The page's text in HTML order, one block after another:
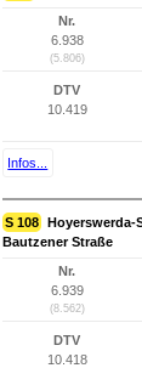
Nr.
6.938
(5.806)
DTV
10.419
Infos...
S 108 Hoyerswerda-
Bautzener Straße
Nr.
6.939
(8.562)
DTV
10.418